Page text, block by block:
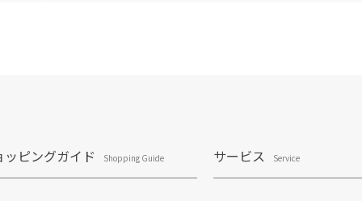
ッピングガイド Shopping Guide サービス Service